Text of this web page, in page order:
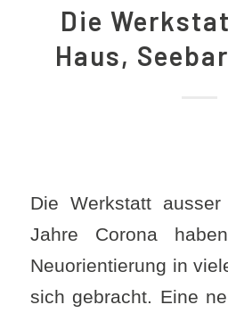
Die
Haus,
Die Werkstatt
Jahre Corona
Neuorientierung in
sich gebracht. Eine